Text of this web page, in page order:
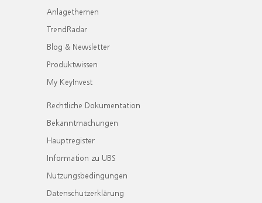
Anlagethemen
TrendRadar
Blog & Newsletter
Produktwissen
My KeyInvest
Rechtliche Dokumentation
Bekanntmachungen
Hauptregister
Information zu UBS
Nutzungsbedingungen
Datenschutzerklärung